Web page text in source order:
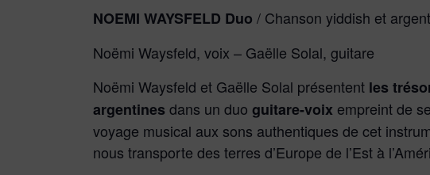
NOEMI WAYSFELD Duo / Chanson yiddish et
Noëmi Waysfeld, voix – Gaëlle Solal, guitare
Noëmi Waysfeld et Gaëlle Solal présentent les
argentines dans un duo guitare-voix empreint de
voyage musical aux sons authentiques de cet
nous transporte des terres d’Europe de l’Est à